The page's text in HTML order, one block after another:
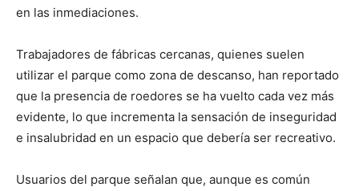
en las inmediaciones.
Trabajadores de fábricas cercanas, quienes suelen
utilizar el parque como zona de descanso, han reportado
que la presencia de roedores se ha vuelto cada vez más
evidente, lo que incrementa la sensación de inseguridad
e insalubridad en un espacio que debería ser recreativo.
Usuarios del parque señalan que, aunque es común